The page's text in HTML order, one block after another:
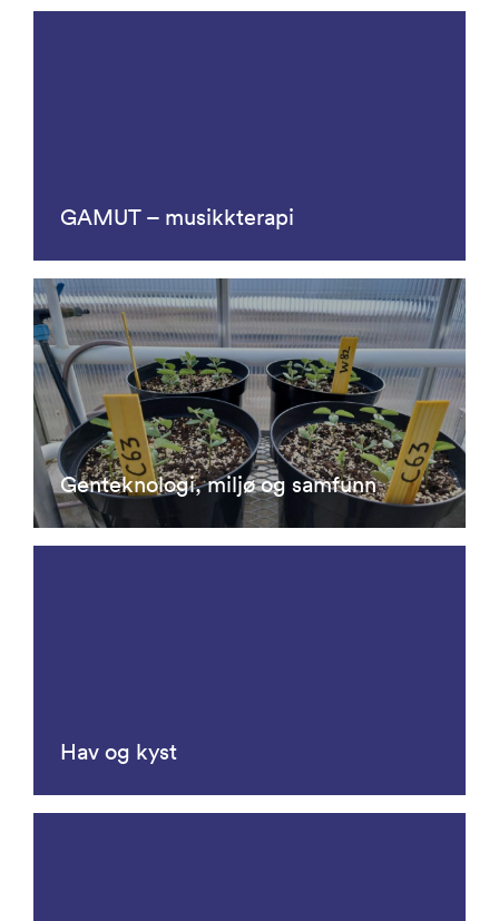
GAMUT – musikkterapi
Genteknologi, miljø og samfunn
Hav og kyst